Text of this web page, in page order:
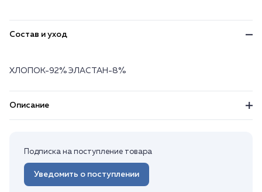
Состав и уход
ХЛОПОК-92% ЭЛАСТАН-8%
Описание
Подписка на поступление товара
Уведомить о поступлении